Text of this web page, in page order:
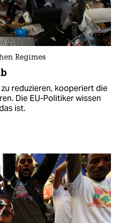
Regimes
reduzieren, kooperiert die
Die EU-Politiker wissen
ist.